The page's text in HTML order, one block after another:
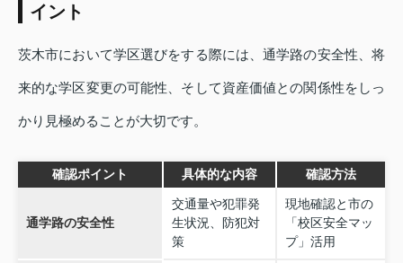
イント
茨木市において学区選びをする際には、通学路の安全性、将
来的な学区変更の可能性、そして資産価値との関係性をしっ
かり見極めることが大切です。
確認ポイント 具体的な内容 確認方法
通学路の安全性
交通量や犯罪発
生状況、防犯対
策
現地確認と市の
「校区安全マッ
プ」活用